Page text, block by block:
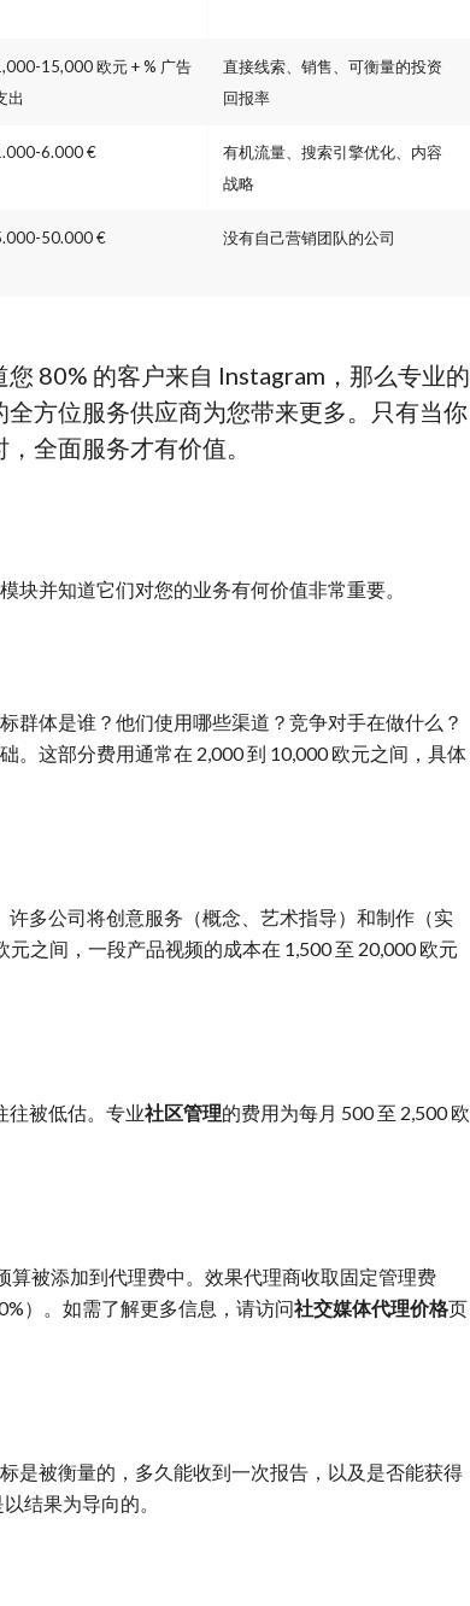
15,000 欧元 + % 广告
出
直接线索、销售、可衡量的投资
回报率
6.000 €
有机流量、搜索引擎优化、内容
战略
50.000 € 没有自己营销团队的公司
80% 的客户来自 Instagram，那么专业的
方位服务供应商为您带来更多。只有当你
全面服务才有价值。
块并知道它们对您的业务有何价值非常重要。
群体是谁？他们使用哪些渠道？竞争对手在做什么？
这部分费用通常在 2,000 到 10,000 欧元之间，具体
多公司将创意服务（概念、艺术指导）和制作（实
之间，一段产品视频的成本在 1,500 至 20,000 欧元
往被低估。专业社区管理的费用为每月 500 至 2,500 欧
算被添加到代理费中。效果代理商收取固定管理费
）。如需了解更多信息，请访问社交媒体代理价格页
是被衡量的，多久能收到一次报告，以及是否能获得
结果为导向的。